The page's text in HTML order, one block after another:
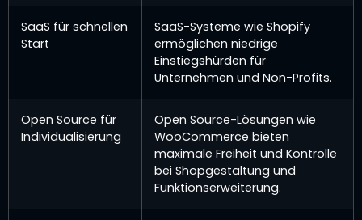
SaaS für schnellen
Start
SaaS-Systeme wie Shopify
ermöglichen niedrige
Einstiegshürden für
Unternehmen und Non-Profits.
Open Source für
Individualisierung
Open Source-Lösungen wie
WooCommerce bieten
maximale Freiheit und Kontrolle
bei Shopgestaltung und
Funktionserweiterung.